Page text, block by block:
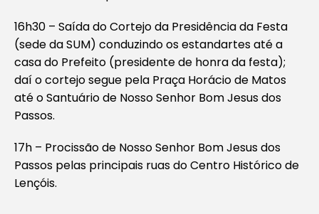
16h30 – Saída do Cortejo da Presidência da Festa
(sede da SUM) conduzindo os estandartes até a
casa do Prefeito (presidente de honra da festa);
daí o cortejo segue pela Praça Horácio de Matos
até o Santuário de Nosso Senhor Bom Jesus dos
Passos.
17h – Procissão de Nosso Senhor Bom Jesus dos
Passos pelas principais ruas do Centro Histórico de
Lençóis.